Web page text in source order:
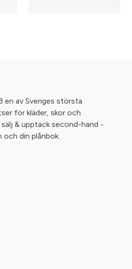
en av Sveriges största
för kläder, skor och
& upptäck second-hand -
och din plånbok.